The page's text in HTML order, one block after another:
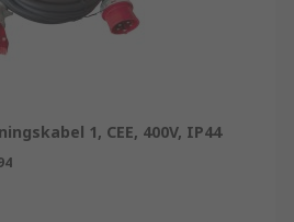
1, CEE, 400V, IP44